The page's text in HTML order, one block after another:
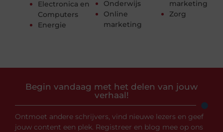
Electronica en
Computers
Energie
Onderwijs
Online
marketing
marketing
Zorg
Begin vandaag met het delen van jouw
verhaal!
Ontmoet andere schrijvers, vind nieuwe lezers en geef
jouw content een plek. Registreer en blog mee op ons